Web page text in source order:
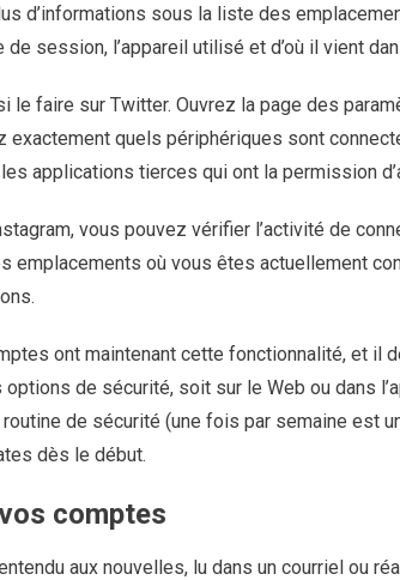
d’informations sous la liste des
de session, l’appareil utilisé et d’où il vient
le faire sur Twitter. Ouvrez la page des
exactement quels périphériques sont
applications tierces qui ont la permission
vous pouvez vérifier l’activité de
emplacements où vous êtes actuellement
ont maintenant cette fonctionnalité, et il
de sécurité, soit sur le Web ou dans
de sécurité (une fois par semaine est
dès le début.
comptes
aux nouvelles, lu dans un courriel ou